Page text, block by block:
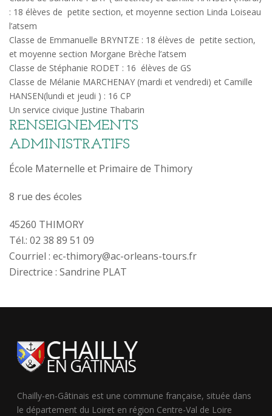
: 18 élèves de petite section, et moyenne section Linda Loiseau
l’atsem
Classe de Emmanuelle BRYNTZE : 18 élèves de petite section,
et moyenne section Morgane Brèche l’atsem
Classe de Stéphanie RODET : 16 élèves de GS
Classe de Mélanie MARCHENAY (mardi et vendredi) et Camille
HANSEN(lundi et jeudi ) : 16 CP
Un service civique Justine Thabarin
RENSEIGNEMENTS
ADMINISTRATIFS
École Maternelle et Primaire de Thimory
8 rue des écoles
45260 THIMORY
Tél.: 02 38 89 51 09
Courriel : ec-thimory@ac-orleans-tours.fr
Directrice : Sandrine PLAT
Chailly-en-Gâtinais est une commune française, située dans
le département du Loiret en région Centre-Val de Loire